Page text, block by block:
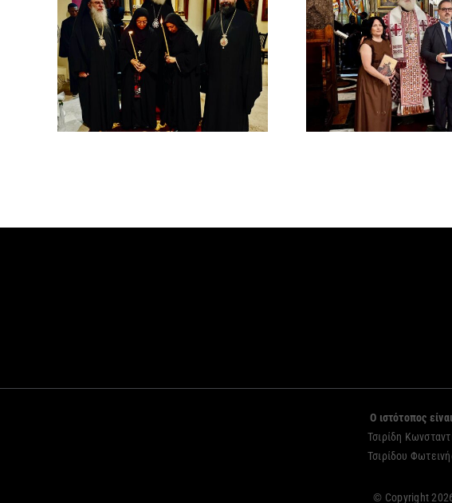
Νέος Αρχιμανδρίτης
και Πατριαρχική Τιμή
στον Γενικό Πρόξενο
Αλεξανδρείας
Νέος
Ο ιστότοπος
Τσιρίδη
Τσιρίδου
© Copyright